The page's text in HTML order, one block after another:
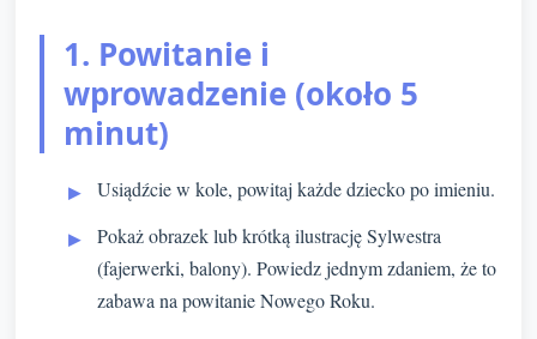
1. Powitanie i
wprowadzenie (około 5
minut)
Usiądźcie w kole, powitaj każde dziecko po imieniu.
Pokaż obrazek lub krótką ilustrację Sylwestra
(fajerwerki, balony). Powiedz jednym zdaniem, że to
zabawa na powitanie Nowego Roku.